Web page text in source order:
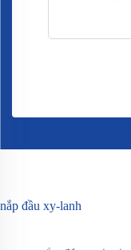
nắp đầu xy-lanh